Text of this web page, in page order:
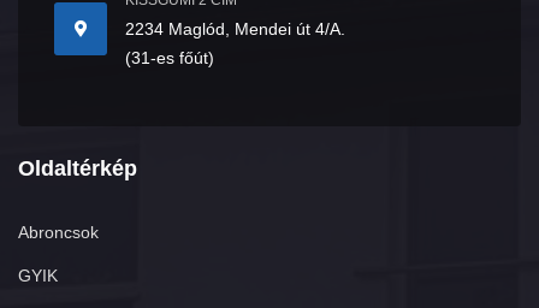
2234 Maglód, Mendei út 4/A.
(31-es főút)
Oldaltérkép
Abroncsok
GYIK